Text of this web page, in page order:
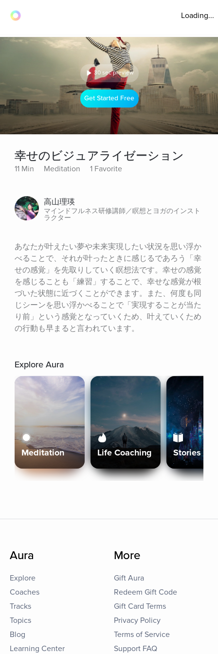
Loading...
30 sec preview
Get Started Free
幸せのビジュアライゼーション
11 Min Meditation 1 Favorite
高山理瑛
マインドフルネス研修講師／瞑想とヨガのインスト
ラクター
あなたが叶えたい夢や未来実現したい状況を思い浮か
べることで、それが叶ったときに感じるであろう「幸
せの感覚」を先取りしていく瞑想法です。幸せの感覚
を感じることも「練習」することで、幸せな感覚が根
づいた状態に近づくことができます。また、何度も同
じシーンを思い浮かべることで「実現することが当た
り前」という感覚となっていくため、叶えていくため
の行動も早まると言われています。
Explore Aura
Meditation Life Coaching Stories
Aura
Explore
Coaches
Tracks
Topics
Blog
Learning Center
More
Gift Aura
Redeem Gift Code
Gift Card Terms
Privacy Policy
Terms of Service
Support FAQ